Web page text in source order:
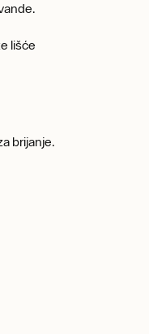
lišće
brijanje.